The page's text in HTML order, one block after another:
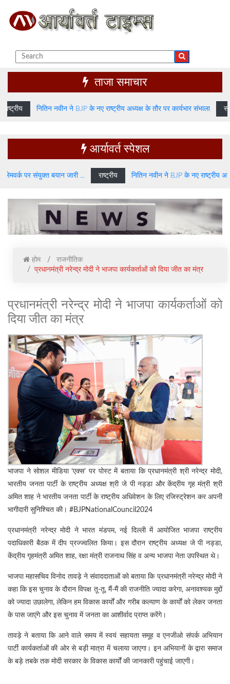
ताजा समाचार
नितिन नवीन ने BJP के नए राष्ट्रीय अध्यक्ष के तौर पर कार्यभार संभाला साक्षात्कार
आर्यावर्त स्पेशल
के फ्रेमवर्क पर संयुक्त बयान जारी ... राष्ट्रीय नितिन नवीन ने BJP के नए
होम
राजनीतिक
प्रधानमंत्री नरेन्द्र मोदी ने भाजपा कार्यकर्ताओं को दिया जीत का मंत्र
प्रधानमंत्री नरेन्द्र मोदी ने भाजपा कार्यकर्ताओं को
दिया जीत का मंत्र
भाजपा ने सोशल मीडिया ‘एक्स’ पर पोस्ट में बताया कि प्रधानमंत्री श्री नरेन्द्र मोदी,
भारतीय जनता पार्टी के राष्ट्रीय अध्यक्ष श्री जे पी नड्डा और केंद्रीय गृह मंत्री श्री
अमित शाह ने भारतीय जनता पार्टी के राष्ट्रीय अधिवेशन के लिए रजिस्ट्रेशन कर अपनी
भागीदारी सुनिश्चित की। #BJPNationalCouncil2024
प्रधानमंत्री नरेन्द्र मोदी ने भारत मंडपम, नई दिल्ली में आयोजित भाजपा राष्ट्रीय
पदाधिकारी बैठक में दीप प्रज्ज्वलित किया। इस दौरान राष्ट्रीय अध्यक्ष जे पी नड्डा,
केंद्रीय गृहमंत्री अमित शाह, रक्षा मंत्री राजनाथ सिंह व अन्य भाजपा नेता उपस्थित थे।
भाजपा महासचिव विनोद तावड़े ने संवाददाताओं को बताया कि प्रधानमंत्री नरेन्द्र मोदी ने
कहा कि इस चुनाव के दौरान विपक्ष तू-तू, मैं-मैं की राजनीति ज्यादा करेगा, अनावश्यक मुद्दों
को ज्यादा उछालेगा, लेकिन हम विकास कार्यों और गरीब कल्याण के कार्यों को लेकर जनता
के पास जाएंगे और इस चुनाव में जनता का आशीर्वाद प्राप्त करेंगे।
तावड़े ने बताया कि आने वाले समय में स्वयं सहायता समूह व एनजीओ संपर्क अभियान
पार्टी कार्यकर्ताओं की ओर से बड़ी मात्रा में चलाया जाएगा। इन अभियानों के द्वारा समाज
के बड़े तबके तक मोदी सरकार के विकास कार्यों की जानकारी पहुंचाई जाएगी।